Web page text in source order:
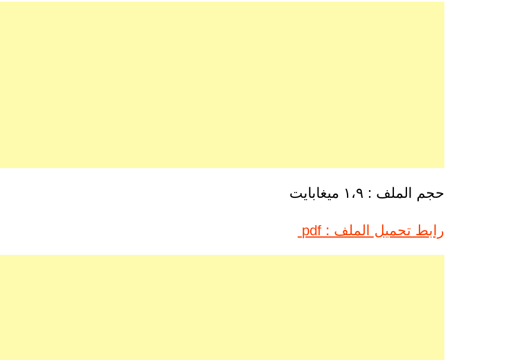
حجم الملف : ١،٩ ميغابايت
رابط تحميل الملف : pdf